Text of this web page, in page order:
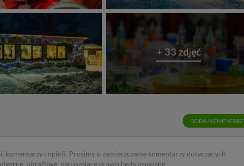
+ 33 zdjęć
DODAJ KOMENTARZ
komentarzy i opinii. Prosimy o zamieszczanie komentarzy dotyczących
obraźliwe, naruszające prawo będą usuwane.